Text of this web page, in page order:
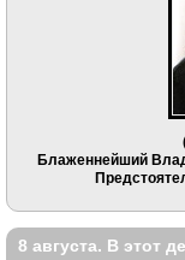
Блаженнейший
8 августа. В этот